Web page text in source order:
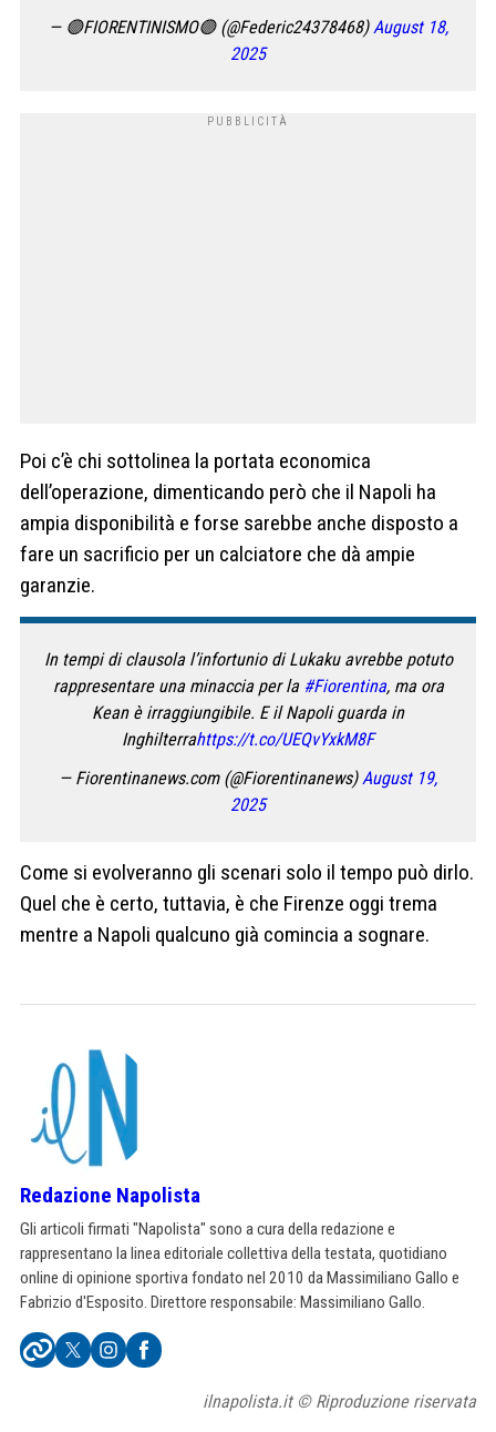
— 🟣FIORENTINISMO🟣 (@Federic24378468)August 18,
2025
Poi c’è chi sottolinea la portata economica
dell’operazione, dimenticando però che il Napoli ha
ampia disponibilità e forse sarebbe anche disposto a
fare un sacrificio per un calciatore che dà ampie
garanzie.
In tempi di clausola l’infortunio di Lukaku avrebbe potuto
rappresentare una minaccia per la #Fiorentina, ma ora
Kean è irraggiungibile. E il Napoli guarda in
Inghilterrahttps://t.co/UEQvYxkM8F
— Fiorentinanews.com (@Fiorentinanews)August 19,
2025
Come si evolveranno gli scenari solo il tempo può dirlo.
Quel che è certo, tuttavia, è che Firenze oggi trema
mentre a Napoli qualcuno già comincia a sognare.
Redazione Napolista
Gli articoli firmati "Napolista" sono a cura della redazione e
rappresentano la linea editoriale collettiva della testata, quotidiano
online di opinione sportiva fondato nel 2010 da Massimiliano Gallo e
Fabrizio d'Esposito. Direttore responsabile: Massimiliano Gallo.
ilnapolista.it © Riproduzione riservata